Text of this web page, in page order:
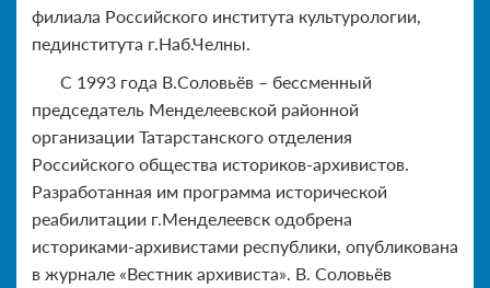
филиала Российского института культурологии,
пединститута г.Наб.Челны.
С 1993 года В.Соловьёв – бессменный
председатель Менделеевской районной
организации Татарстанского отделения
Российского общества историков-архивистов.
Разработанная им программа исторической
реабилитации г.Менделеевск одобрена
историками-архивистами республики, опубликована
в журнале «Вестник архивиста». В. Соловьёв